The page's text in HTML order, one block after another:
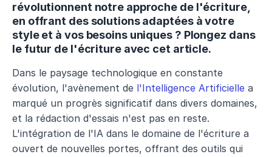
révolutionnent notre approche de l'écriture,
en offrant des solutions adaptées à votre
style et à vos besoins uniques ? Plongez dans
le futur de l'écriture avec cet article.
Dans le paysage technologique en constante
évolution, l'avènement de l'Intelligence Artificielle a
marqué un progrès significatif dans divers domaines,
et la rédaction d'essais n'est pas en reste.
L'intégration de l'IA dans le domaine de l'écriture a
ouvert de nouvelles portes, offrant des outils qui